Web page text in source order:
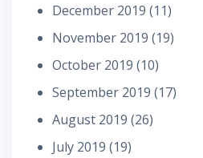
December 2019 (11)
November 2019 (19)
October 2019 (10)
September 2019 (17)
August 2019 (26)
July 2019 (19)